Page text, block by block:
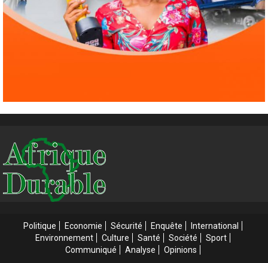
Politique Economie Sécurité Enquête
International
Environnement
Culture Santé Société
Sport
Communiqué
Analyse Opinions